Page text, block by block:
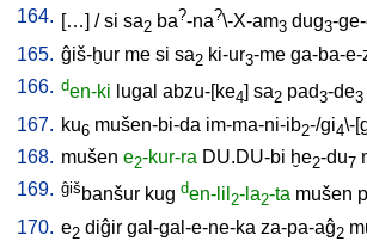
164. […] / si sa2 ba?-na?\-X-am3 dug3-
165. ĝiš-ḫur me si sa2 ki-ur3-me ga-ba-e-
166. den-ki lugal abzu-[ke4] sa2 pad3-de3
167. ku6 mušen-bi-da im-ma-ni-ib2-/gi4\-
168. mušen e2-kur-ra DU.DU-bi ḫe2-du7
169. ĝiš banšur kug den-lil 2-la2-ta mušen
170. e2 diĝir gal-gal-e-ne-ka za-pa-aĝ2